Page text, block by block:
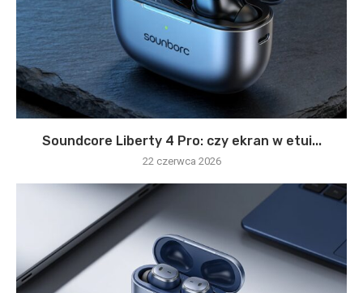
Soundcore Liberty 4 Pro: czy ekran w etui...
22 czerwca 2026